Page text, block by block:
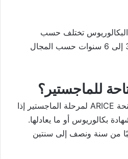
البكالوريوس تختلف حسب
التخصص، وقد تكون من 3 إلى 6 سنوات حسب المجال
نعم، يمكن التقديم على منحة ARICE لمرحلة الماجستير إذا
بكالوريوس أو ما يعادلها.
من سنة ونصف إلى سنتين